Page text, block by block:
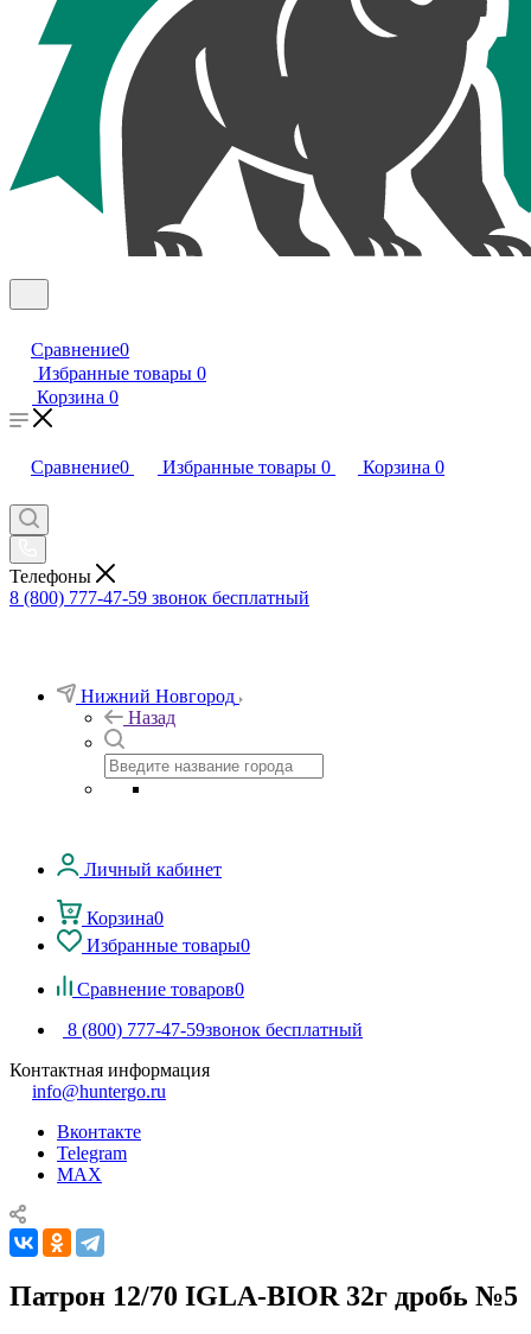
Сравнение0
Избранные товары 0
Корзина 0
Сравнение0 Избранные товары 0 Корзина 0
Телефоны
8 (800) 777-47-59 звонок бесплатный
Нижний Новгород
Назад
Личный кабинет
Корзина0
Избранные товары0
Сравнение товаров0
8 (800) 777-47-59звонок бесплатный
Контактная информация
info@huntergo.ru
Вконтакте
Telegram
MAX
Патрон 12/70 IGLA-BIOR 32г дробь №5